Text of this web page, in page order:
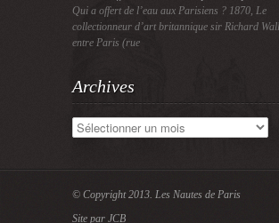
Qui a offert de l’eau aux Parisiens ? 1870, Le
collectionneur d’art britannique sir Richard
entre Paris (rue
Archives
Archives
© Copyright 2013. Les Nautes de Paris
Site par JCB